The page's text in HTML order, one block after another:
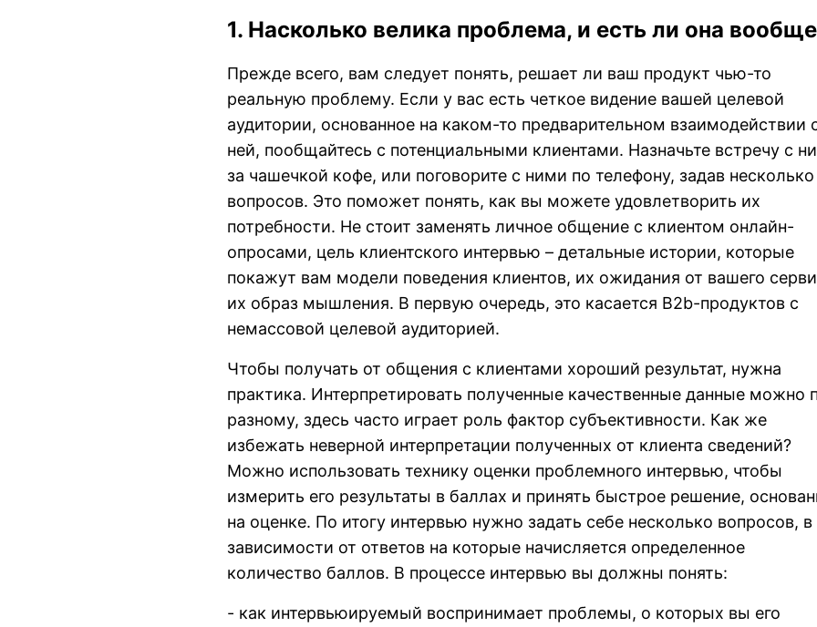
1. Насколько велика проблема, и есть ли она
Прежде всего, вам следует понять, решает ли ваш продукт чью-то
реальную проблему. Если у вас есть четкое видение вашей целевой
аудитории, основанное на каком-то предварительном взаимодействии
ней, пообщайтесь с потенциальными клиентами. Назначьте встречу с
за чашечкой кофе, или поговорите с ними по телефону, задав несколько
вопросов. Это поможет понять, как вы можете удовлетворить их
потребности. Не стоит заменять личное общение с клиентом онлайн-
опросами, цель клиентского интервью – детальные истории, которые
покажут вам модели поведения клиентов, их ожидания от вашего
их образ мышления. В первую очередь, это касается B2b-продуктов с
немассовой целевой аудиторией.
Чтобы получать от общения с клиентами хороший результат, нужна
практика. Интерпретировать полученные качественные данные можно
разному, здесь часто играет роль фактор субъективности. Как же
избежать неверной интерпретации полученных от клиента сведений?
Можно использовать технику оценки проблемного интервью, чтобы
измерить его результаты в баллах и принять быстрое решение,
на оценке. По итогу интервью нужно задать себе несколько вопросов, в
зависимости от ответов на которые начисляется определенное
количество баллов. В процессе интервью вы должны понять:
- как интервьюируемый воспринимает проблемы, о которых вы его